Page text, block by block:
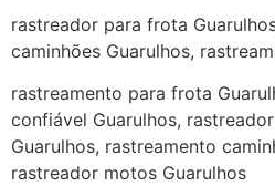
rastreador para frota
caminhões Guarulhos,
rastreamento para frota
confiável Guarulhos,
Guarulhos, rastreamento
rastreador motos Guarulhos